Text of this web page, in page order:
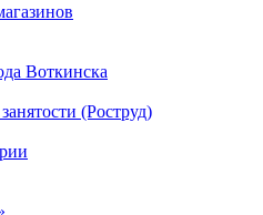
Воткинска
(Роструд)